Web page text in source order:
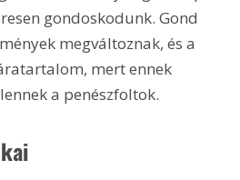
gondoskodunk. Gond
megváltoznak, és a
mert ennek
a penészfoltok.